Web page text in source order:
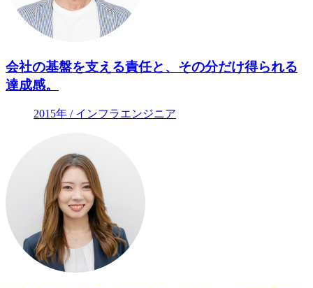
会社の基盤を支える責任と、その分だけ得られる
達成感。
2015年 / インフラエンジニア